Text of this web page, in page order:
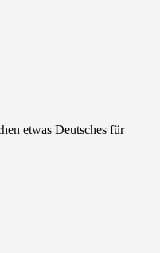
etwas Deutsches für